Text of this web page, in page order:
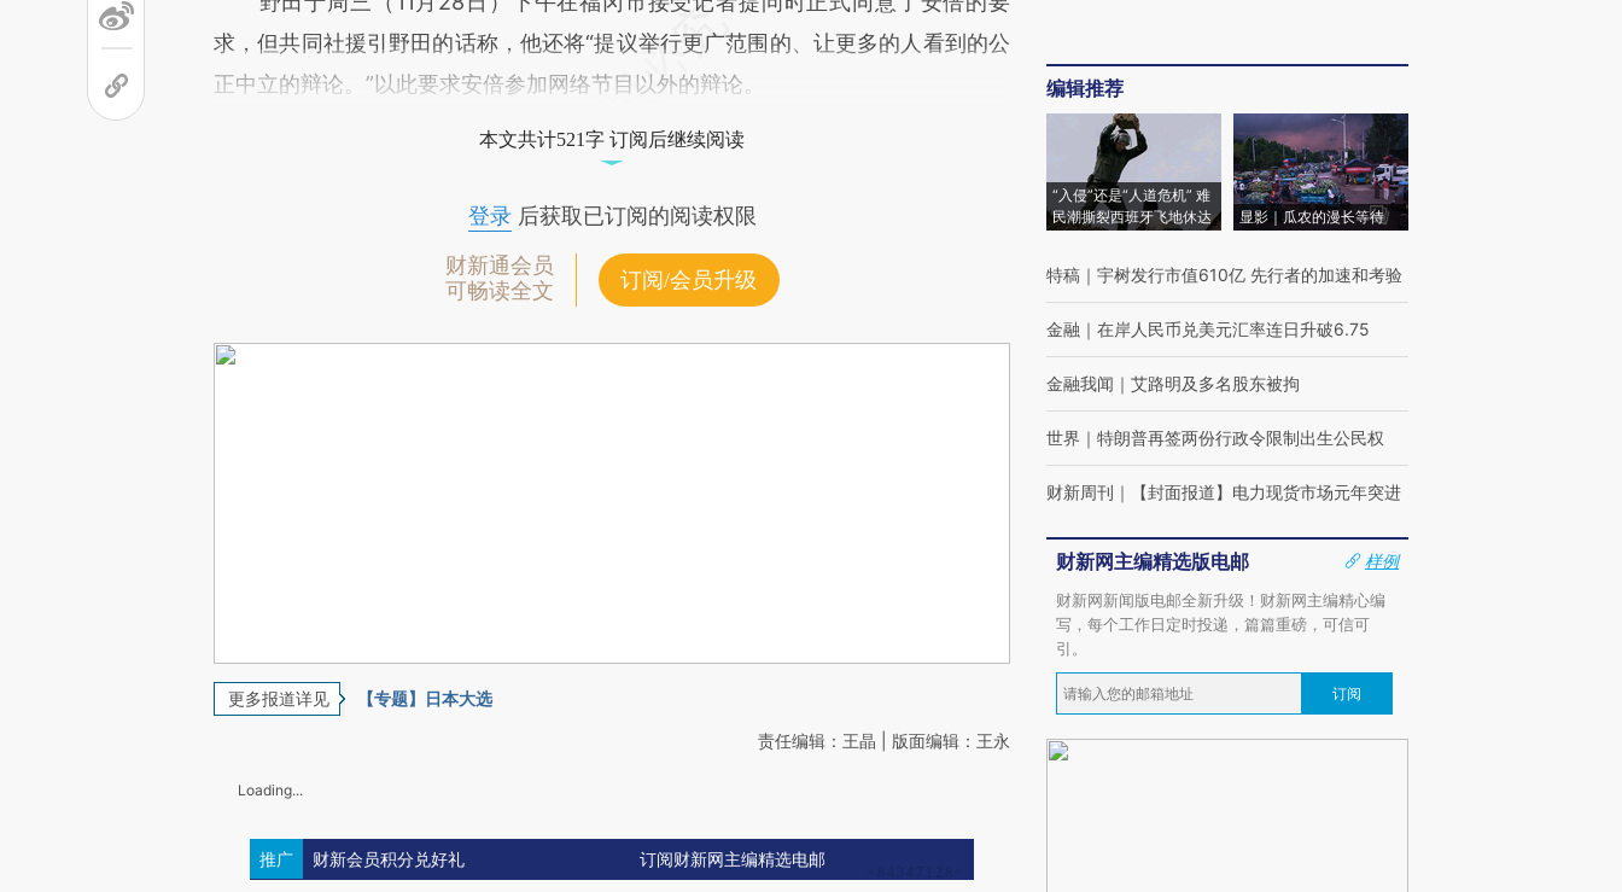
求，但共同社援引野田的话称，他还将“提议举行更广范围的、让更多的人看到的公
正中立的辩论。”以此要求安倍参加网络节目以外的辩论。
本文共计521字 订阅后继续阅读
登录后获取已订阅的阅读权限
财新通会员
可畅读全文
订阅/会员升级
更多报道详见 【专题】日本大选
责任编辑：王晶 | 版面编辑：王永
Loading...
推广 财新会员积分兑好礼 订阅财新网主编精选电邮
编辑推荐
“入侵”还是“人道危机” 难
民潮撕裂西班牙飞地休达
显影｜瓜农的漫长等待
特稿 ｜ 宇树发行市值610亿 先行者的加速和考验
金融 ｜ 在岸人民币兑美元汇率连日升破6.75
金融我闻 ｜ 艾路明及多名股东被拘
世界 ｜ 特朗普再签两份行政令限制出生公民权
财新周刊 ｜ 【封面报道】电力现货市场元年突进
财新网主编精选版电邮
样例
财新网新闻版电邮全新升级！财新网主编精心编
写，每个工作日定时投递，篇篇重磅，可信可
引。
订阅